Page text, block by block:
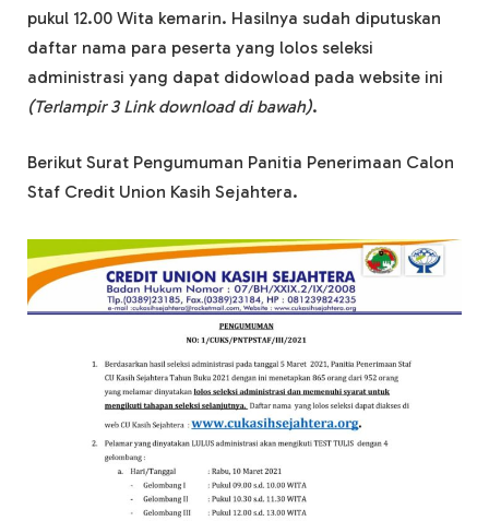
pukul 12.00 Wita kemarin. Hasilnya sudah diputuskan
daftar nama para peserta yang lolos seleksi
administrasi yang dapat didowload pada website ini
(Terlampir 3 Link download di bawah).
Berikut Surat Pengumuman Panitia Penerimaan Calon
Staf Credit Union Kasih Sejahtera.